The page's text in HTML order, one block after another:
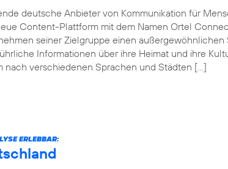
deutsche Anbieter von Kommunikation für
Content-Plattform mit dem Namen Ortel
seiner Zielgruppe einen außergewöhnlichen
Informationen über ihre Heimat und ihre
nach verschiedenen Sprachen und Städten […]
ERLEBBAR: